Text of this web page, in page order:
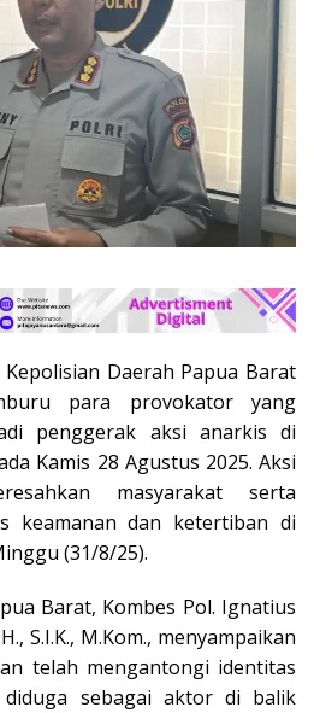
Kepolisian Daerah Papua Barat
para provokator yang
penggerak aksi anarkis di
Kamis 28 Agustus 2025. Aksi
masyarakat serta
keamanan dan ketertiban di
(31/8/25).
Barat, Kombes Pol. Ignatius
S.I.K., M.Kom., menyampaikan
telah mengantongi identitas
sebagai aktor di balik